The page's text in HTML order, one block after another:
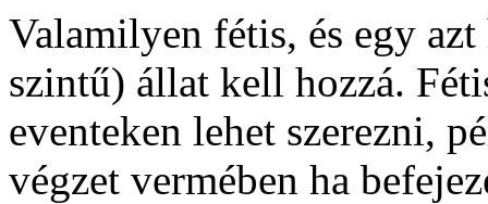
Valamilyen fétis, és egy
szintű) állat kell hozzá.
eventeken lehet szerezni,
végzet vermében ha